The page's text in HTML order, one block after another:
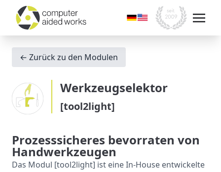
← Zurück zu den Modulen
Werkzeugselektor
[tool2light]
Prozesssicheres bevorraten von
Handwerkzeugen
Das Modul [tool2light] ist eine In-House entwickelte